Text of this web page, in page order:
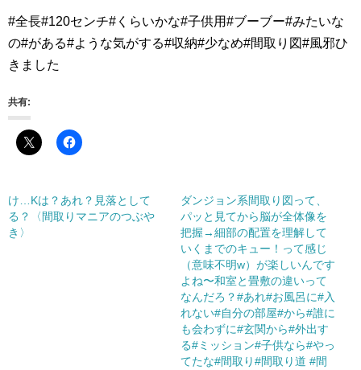
#全長#120センチ#くらいかな#子供用#ブーブー#みたいな
の#がある#ような気がする#収納#少なめ#間取り図#風邪ひ
きました
共有:
け…Kは？あれ？見落として
る？〈間取りマニアのつぶや
き〉
ダンジョン系間取り図って、
パッと見てから脳が全体像を
把握→細部の配置を理解して
いくまでのキュー！って感じ
（意味不明w）が楽しいんです
よね〜和室と畳敷の違いって
なんだろ？#あれ#お風呂に#入
れない#自分の部屋#から#誰に
も会わずに#玄関から#外出す
る#ミッション#子供なら#やっ
てたな#間取り#間取り道 #間